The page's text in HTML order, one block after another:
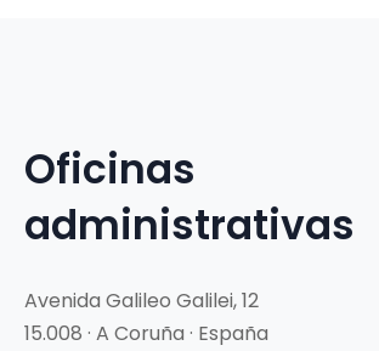
Oficinas
administrativas
Avenida Galileo Galilei, 12
15.008 · A Coruña · España